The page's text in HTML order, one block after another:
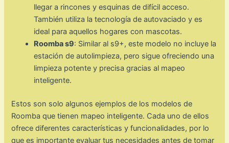
llegar a rincones y esquinas de difícil acceso.
También utiliza la tecnología de autovaciado y es
ideal para aquellos hogares con mascotas.
Roomba s9: Similar al s9+, este modelo no incluye la
estación de autolimpieza, pero sigue ofreciendo una
limpieza potente y precisa gracias al mapeo
inteligente.
Estos son solo algunos ejemplos de los modelos de
Roomba que tienen mapeo inteligente. Cada uno de ellos
ofrece diferentes características y funcionalidades, por lo
que es importante evaluar tus necesidades antes de tomar